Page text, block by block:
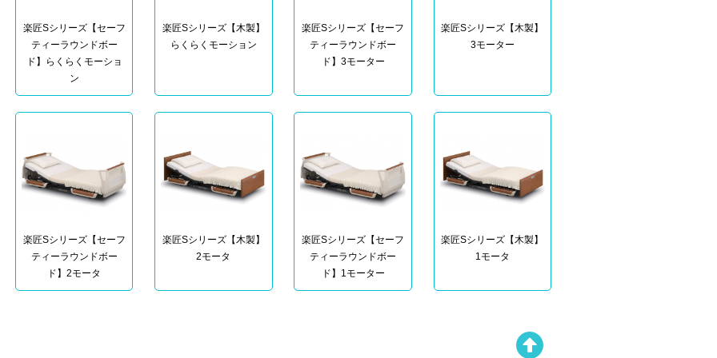
楽匠Sシリーズ【セーフ
ティーラウンドボー
ド】らくらくモーショ
ン
楽匠Sシリーズ【木製】
らくらくモーション
楽匠Sシリーズ【セーフ
ティーラウンドボー
ド】3モーター
楽匠Sシリーズ【木製】
3モーター
楽匠Sシリーズ【セーフ
ティーラウンドボー
ド】2モータ
楽匠Sシリーズ【木製】
2モータ
楽匠Sシリーズ【セーフ
ティーラウンドボー
ド】1モーター
楽匠Sシリーズ【木製】
1モータ